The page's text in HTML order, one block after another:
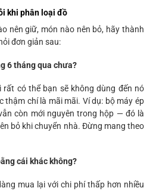
khi phân loại đồ
nên giữ, món nào nên bỏ, hãy thành
đơn giản sau:
6 tháng qua chưa?
rất có thể bạn sẽ không dùng đến nó
thậm chí là mãi mãi. Ví dụ: bộ máy ép
còn mới nguyên trong hộp — đó là
bỏ khi chuyển nhà. Đừng mang theo
cái khác không?
mua lại với chi phí thấp hơn nhiều